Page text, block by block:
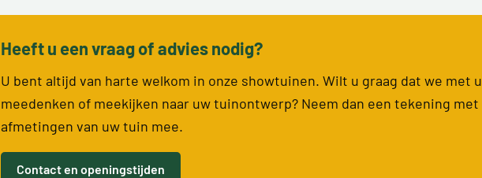
Heeft u een vraag of advies nodig?
U bent altijd van harte welkom in onze showtuinen. Wilt u graag dat we met u
meedenken of meekijken naar uw tuinontwerp? Neem dan een tekening met
afmetingen van uw tuin mee.
Contact en openingstijden